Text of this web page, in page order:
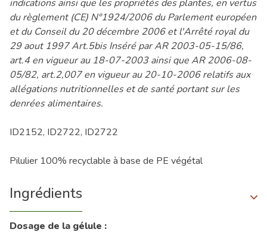
indications ainsi que les propriétés des plantes, en vertus
du règlement (CE) N°1924/2006 du Parlement européen
et du Conseil du 20 décembre 2006 et l'Arrêté royal du
29 aout 1997 Art.5bis Inséré par AR 2003-05-15/86,
art.4 en vigueur au 18-07-2003 ainsi que AR 2006-08-
05/82, art.2,007 en vigueur au 20-10-2006 relatifs aux
allégations nutritionnelles et de santé portant sur les
denrées alimentaires.
ID2152, ID2722, ID2722
Pilulier 100% recyclable à base de PE végétal
Ingrédients
Dosage de la gélule :